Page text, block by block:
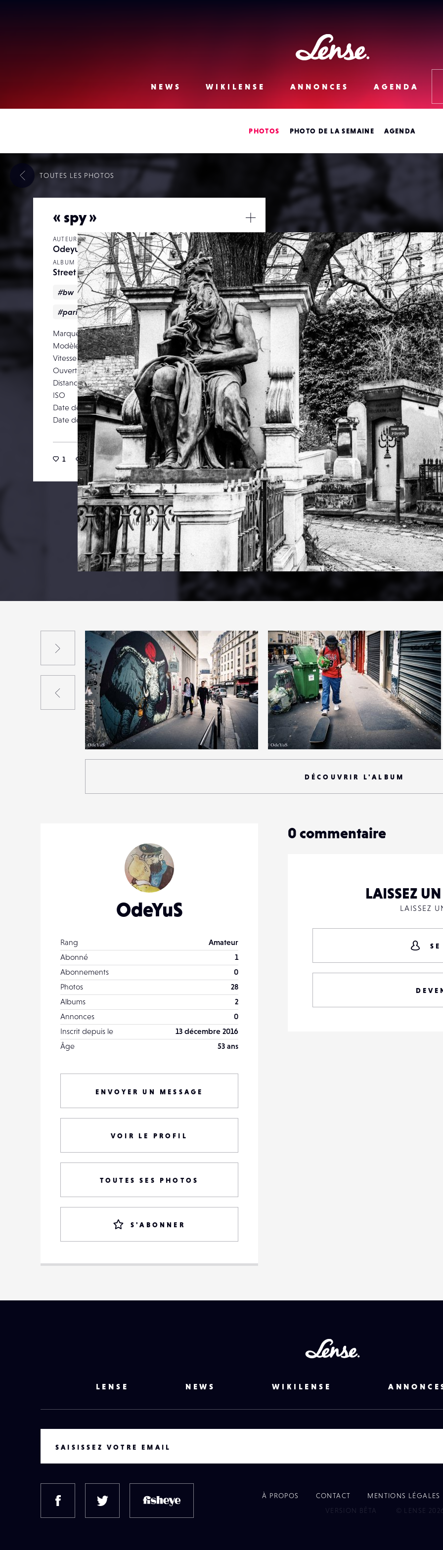
Lense
NEWS
WIKILENSE ANNONCES AGENDA
PHOTOS PHOTO DE LA SEMAINE AGENDA
« spy »
AUTEUR
Odeyus
ALBUM
Street
#bw #cemetery #france #montmartre
#paris
Marque
FUJIFILM
Modèle
X-T2
Vitesse d’obturation
1/800
Ouverture
f/4
Distance focale
23 mm
ISO
1000
Date de prise de vue
26 février 2017
Date de publication
04 avril 2017
1 25 0
/
Fermer
TOUTES LES PHOTOS
1
29
1
16
Suivant
Précédent
DÉCOUVRIR L'ALBUM
OdeYuS
Rang
Amateur
Abonné
1
Abonnements
0
Photos
28
Albums
2
Annonces
0
Inscrit depuis le
13 décembre 2016
Âge
53 ans
ENVOYER UN MESSAGE
VOIR LE PROFIL
TOUTES SES PHOTOS
S'ABONNER
0 commentaire
LAISSEZ
LAISSEZ
LENSE NEWS WIKILENSE
SAISISSEZ VOTRE EMAIL
FACEBOOK TWITTER
À PROPOS CONTACT
MENTIONS LÉGALES
VERSION BÊTA
© LENSE